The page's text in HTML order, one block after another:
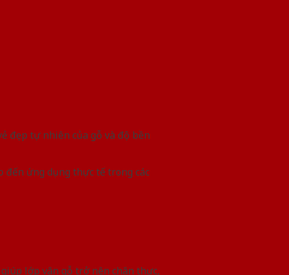
đẹp tự nhiên của gỗ và độ bền
đến ứng dụng thực tế trong các
lớp vân gỗ trở nên chân thực,